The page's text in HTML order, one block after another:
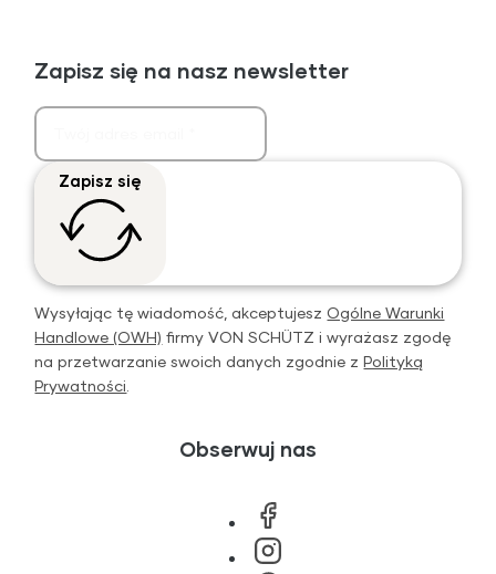
Zapisz się na nasz newsletter
Zapisz się
Wysyłając tę wiadomość, akceptujeszOgólne Warunki
Handlowe (OWH) firmy VON SCHÜTZ i wyrażasz zgodę
na przetwarzanie swoich danych zgodnie zPolityką
Prywatności.
Obserwuj nas